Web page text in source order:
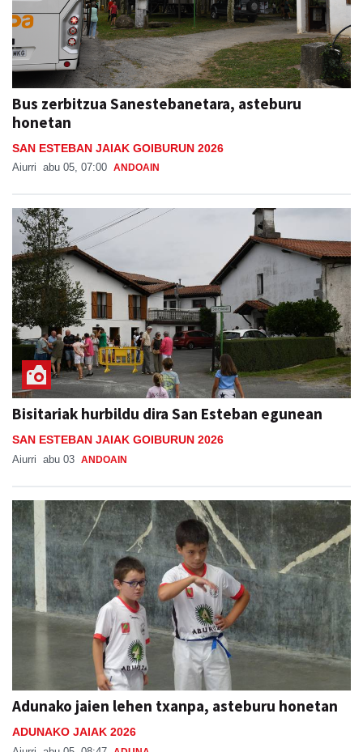
Bus zerbitzua Sanestebanetara, asteburu
honetan
SAN ESTEBAN JAIAK GOIBURUN 2026
Aiurri abu 05, 07:00 ANDOAIN
Bisitariak hurbildu dira San Esteban egunean
SAN ESTEBAN JAIAK GOIBURUN 2026
Aiurri abu 03 ANDOAIN
Adunako jaien lehen txanpa, asteburu honetan
ADUNAKO JAIAK 2026